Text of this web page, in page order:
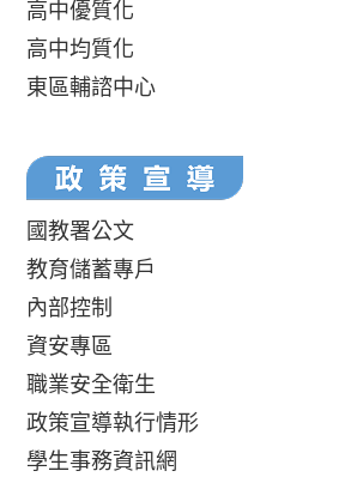
高中優質化
高中均質化
東區輔諮中心
國教署公文
教育儲蓄專戶
內部控制
資安專區
職業安全衛生
政策宣導執行情形
學生事務資訊網